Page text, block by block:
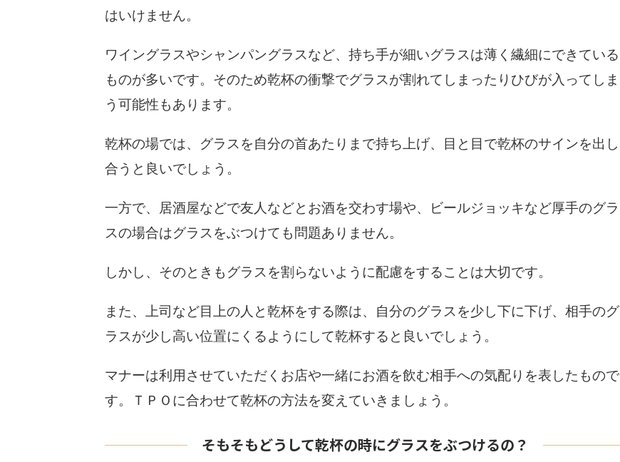
はいけません。
ワイングラスやシャンパングラスなど、持ち手が細いグラスは薄く繊細にできている
ものが多いです。そのため乾杯の衝撃でグラスが割れてしまったりひびが入ってしま
う可能性もあります。
乾杯の場では、グラスを自分の首あたりまで持ち上げ、目と目で乾杯のサインを出し
合うと良いでしょう。
一方で、居酒屋などで友人などとお酒を交わす場や、ビールジョッキなど厚手のグラ
スの場合はグラスをぶつけても問題ありません。
しかし、そのときもグラスを割らないように配慮をすることは大切です。
また、上司など目上の人と乾杯をする際は、自分のグラスを少し下に下げ、相手のグ
ラスが少し高い位置にくるようにして乾杯すると良いでしょう。
マナーは利用させていただくお店や一緒にお酒を飲む相手への気配りを表したもので
す。ＴＰＯに合わせて乾杯の方法を変えていきましょう。
そもそもどうして乾杯の時にグラスをぶつけるの？